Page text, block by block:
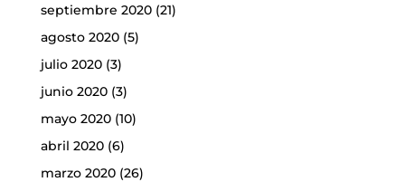
septiembre 2020(21)
agosto 2020(5)
julio 2020(3)
junio 2020(3)
mayo 2020(10)
abril 2020(6)
marzo 2020(26)